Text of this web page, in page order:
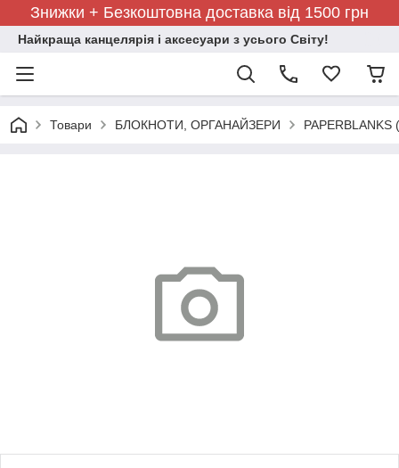
Знижки + Безкоштовна доставка від 1500 грн
Найкраща канцелярія і аксесуари з усього Світу!
Товари БЛОКНОТИ, ОРГАНАЙЗЕРИ PAPERBLANKS